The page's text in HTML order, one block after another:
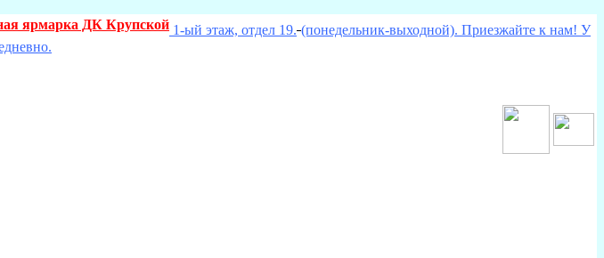
ярмарка ДК Крупской 1-ый этаж, отдел 19. (понедельник-выходной). Приезжайте к нам! У